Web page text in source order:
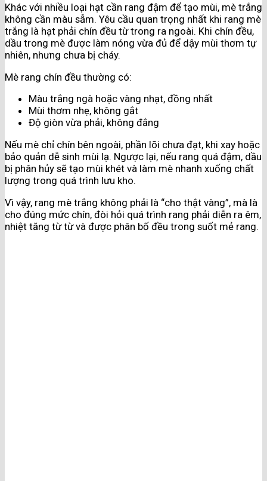
Khác với nhiều loại hạt cần rang đậm để tạo mùi, mè trắng
không cần màu sẫm. Yêu cầu quan trọng nhất khi rang mè
trắng là hạt phải chín đều từ trong ra ngoài. Khi chín đều,
dầu trong mè được làm nóng vừa đủ để dậy mùi thơm tự
nhiên, nhưng chưa bị cháy.
Mè rang chín đều thường có:
Màu trắng ngà hoặc vàng nhạt, đồng nhất
Mùi thơm nhẹ, không gắt
Độ giòn vừa phải, không đắng
Nếu mè chỉ chín bên ngoài, phần lõi chưa đạt, khi xay hoặc
bảo quản dễ sinh mùi lạ. Ngược lại, nếu rang quá đậm, dầu
bị phân hủy sẽ tạo mùi khét và làm mè nhanh xuống chất
lượng trong quá trình lưu kho.
Vì vậy, rang mè trắng không phải là “cho thật vàng”, mà là
cho đúng mức chín, đòi hỏi quá trình rang phải diễn ra êm,
nhiệt tăng từ từ và được phân bố đều trong suốt mẻ rang.